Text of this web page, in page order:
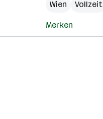
Wien Vollzeit
Merken